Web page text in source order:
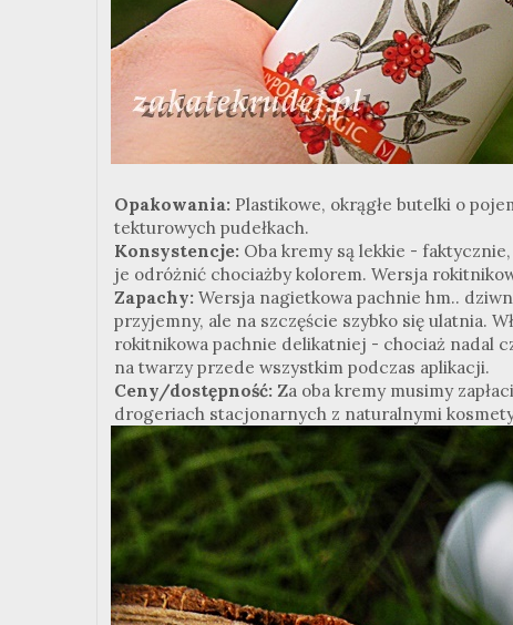
Opakowania: Plastikowe, okrągłe butelki o
tekturowych pudełkach.
Konsystencje: Oba kremy są lekkie -
je odróżnić chociażby kolorem. Wersja
Zapachy: Wersja nagietkowa pachnie hm..
przyjemny, ale na szczęście szybko się ulatnia.
rokitnikowa pachnie delikatniej - chociaż nadal
na twarzy przede wszystkim podczas aplikacji.
Ceny/dostępność: Za oba kremy musimy
drogeriach stacjonarnych z naturalnymi